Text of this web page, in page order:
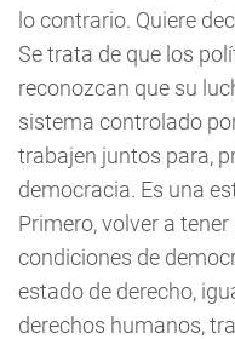
lo contrario. Quiere
Se trata de que los
reconozcan que su
sistema controlado
trabajen juntos para,
democracia. Es una
Primero, volver a
condiciones de
estado de derecho,
derechos humanos,